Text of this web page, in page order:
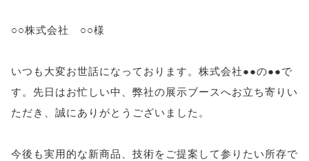
○○株式会社 ○○様
いつも大変お世話になっております。株式会社●●の●●で
す。先日はお忙しい中、弊社の展示ブースへお立ち寄りい
ただき、誠にありがとうございました。
今後も実用的な新商品、技術をご提案して参りたい所存で